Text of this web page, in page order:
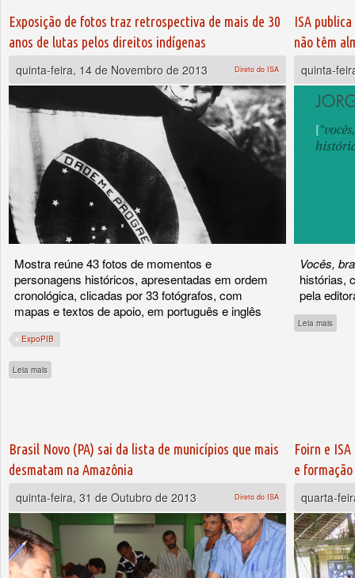
Exposição de fotos traz retrospectiva de mais de 30
anos de lutas pelos direitos indígenas
quinta-feira, 14 de Novembro de 2013
Direto do ISA
Mostra reúne 43 fotos de momentos e
personagens históricos, apresentadas em ordem
cronológica, clicadas por 33 fotógrafos, com
mapas e textos de apoio, em português e inglês
ExpoPIB
Leia mais
ISA
não têm
quinta-
Vocês,
histórias,
pela
Leia mais
Brasil Novo (PA) sai da lista de municípios que mais
desmatam na Amazônia
quinta-feira, 31 de Outubro de 2013
Direto do ISA
Foirn e
e
quarta-